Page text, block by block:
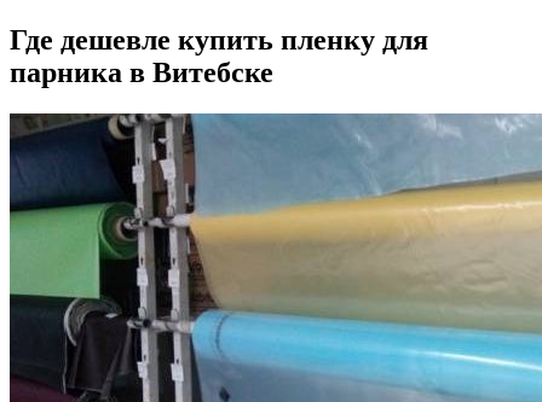
Где дешевле купить пленку для
парника в Витебске